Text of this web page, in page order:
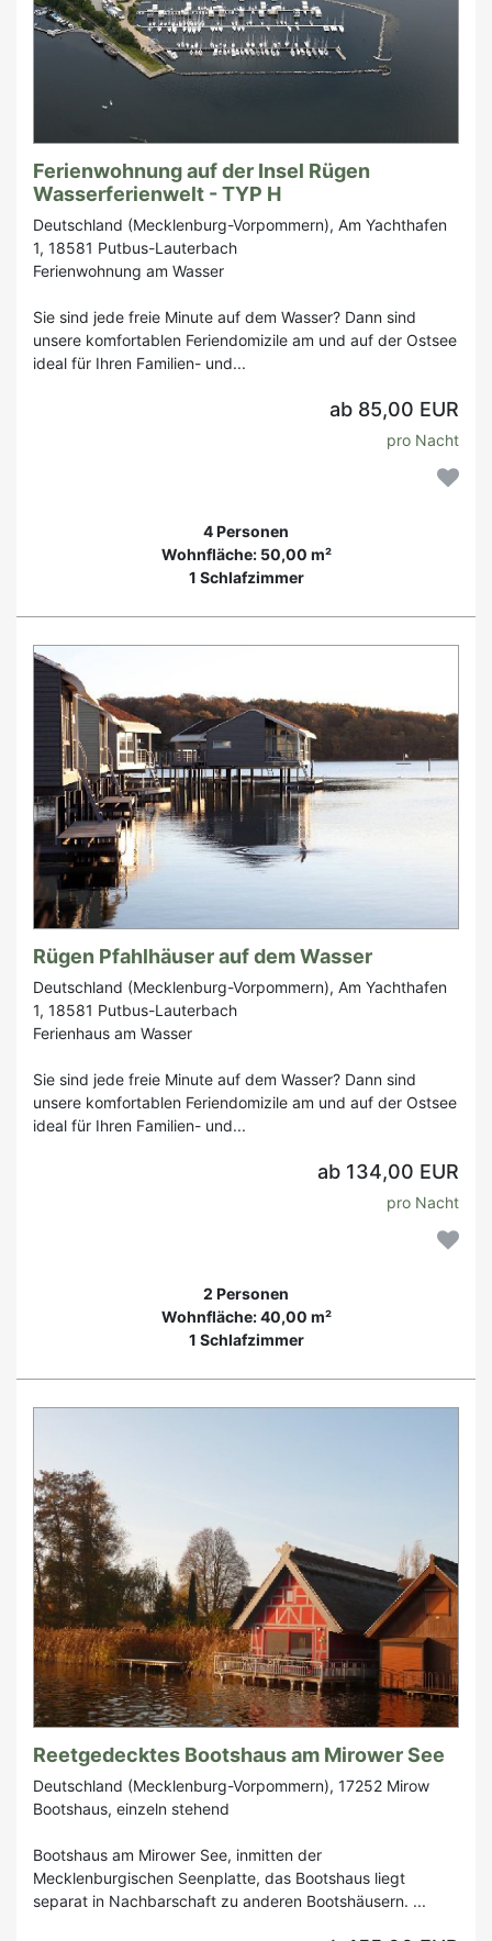
Ferienwohnung auf der Insel Rügen
Wasserferienwelt - TYP H
Deutschland (Mecklenburg-Vorpommern), Am Yachthafen
1, 18581 Putbus-Lauterbach
Ferienwohnung am Wasser
Sie sind jede freie Minute auf dem Wasser? Dann sind
unsere komfortablen Feriendomizile am und auf der Ostsee
ideal für Ihren Familien- und...
ab 85,00 EUR
pro Nacht
4 Personen
Wohnfläche: 50,00 m²
1 Schlafzimmer
Rügen Pfahlhäuser auf dem Wasser
Deutschland (Mecklenburg-Vorpommern), Am Yachthafen
1, 18581 Putbus-Lauterbach
Ferienhaus am Wasser
Sie sind jede freie Minute auf dem Wasser? Dann sind
unsere komfortablen Feriendomizile am und auf der Ostsee
ideal für Ihren Familien- und...
ab 134,00 EUR
pro Nacht
2 Personen
Wohnfläche: 40,00 m²
1 Schlafzimmer
Reetgedecktes Bootshaus am Mirower See
Deutschland (Mecklenburg-Vorpommern), 17252 Mirow
Bootshaus, einzeln stehend
Bootshaus am Mirower See, inmitten der
Mecklenburgischen Seenplatte, das Bootshaus liegt
separat in Nachbarschaft zu anderen Bootshäusern. ...